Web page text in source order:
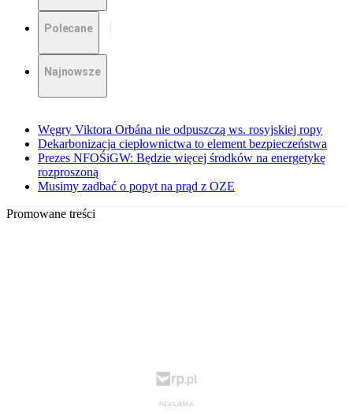
Polecane
Najnowsze
Węgry Viktora Orbána nie odpuszczą ws. rosyjskiej ropy
Dekarbonizacja ciepłownictwa to element bezpieczeństwa
Prezes NFOŚiGW: Będzie więcej środków na energetykę
rozproszoną
Musimy zadbać o popyt na prąd z OZE
Promowane treści